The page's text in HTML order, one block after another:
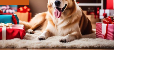
et aux chats. Elle est disponible en
4 tailles différentes.